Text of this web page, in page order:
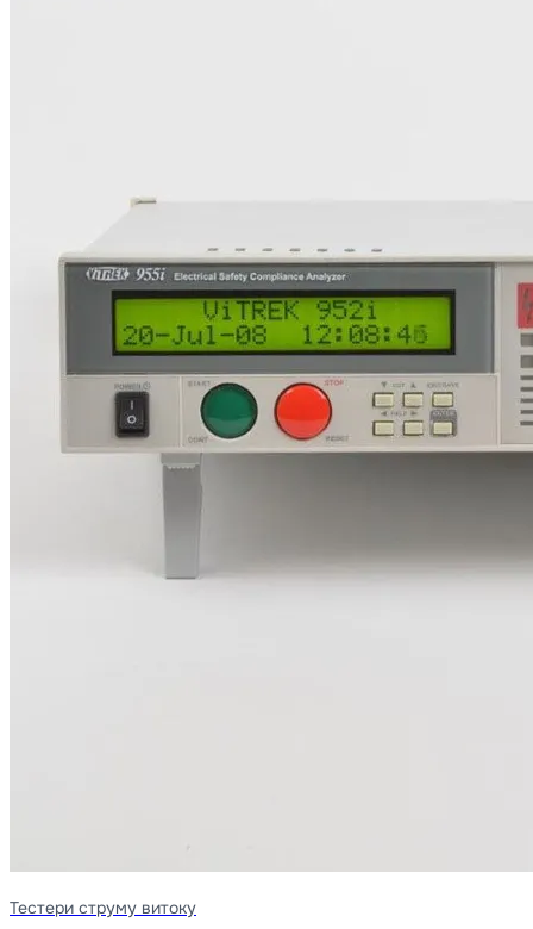
Тестери струму витоку